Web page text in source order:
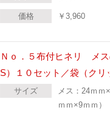
価格 ￥ 3,960
Ｎｏ．５布付ヒネリ メ
S）１０セット／袋（クリ
サイズ
メス：24ｍｍ
ｍｍ×9ｍｍ